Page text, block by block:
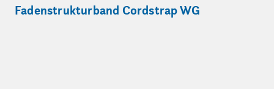
Fadenstrukturband Cordstrap WG